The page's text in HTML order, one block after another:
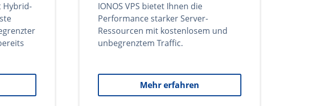
Hybrid-
IONOS VPS bietet Ihnen die
Performance starker Server-
Ressourcen mit kostenlosem und
unbegrenztem Traffic.
Mehr erfahren